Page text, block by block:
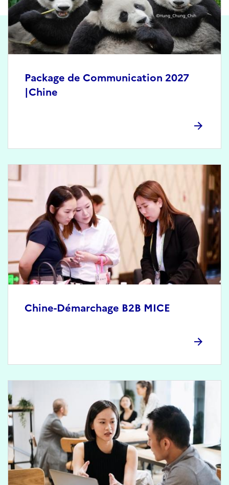
Package de Communication 2027
|Chine
Chine-Démarchage B2B MICE